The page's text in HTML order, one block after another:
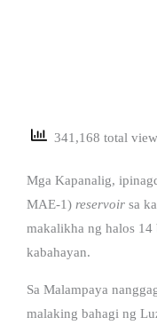
341,168 total
Mga Kapanalig,
MAE-1) reservoir sa
makalikha ng halos 14
kabahayan.
Sa Malampaya
malaking bahagi ng